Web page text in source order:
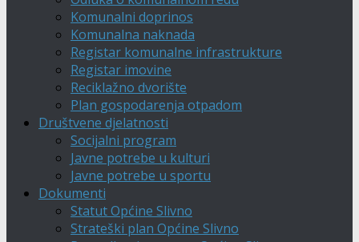
Komunalni doprinos
Komunalna naknada
Registar komunalne infrastrukture
Registar imovine
Reciklažno dvorište
Plan gospodarenja otpadom
Društvene djelatnosti
Socijalni program
Javne potrebe u kulturi
Javne potrebe u sportu
Dokumenti
Statut Općine Slivno
Strateški plan Općine Slivno